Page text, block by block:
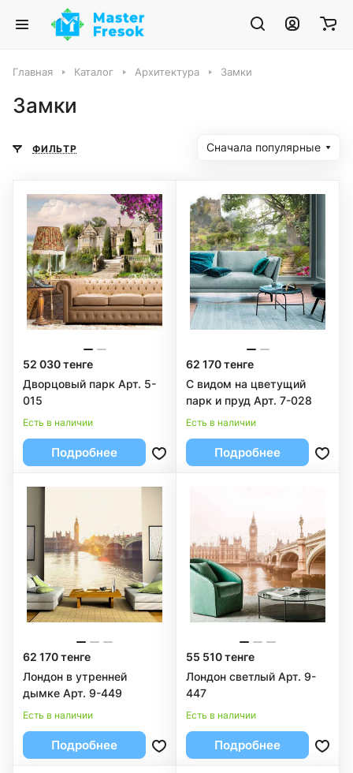
Главная Каталог Архитектура Замки
Замки
ФИЛЬТР Сначала популярные
52 030 тенге
Дворцовый парк Арт. 5-
015
Есть в наличии
Подробнее
62 170 тенге
С видом на цветущий
парк и пруд Арт. 7-028
Есть в наличии
Подробнее
62 170 тенге
Лондон в утренней
дымке Арт. 9-449
Есть в наличии
Подробнее
55 510 тенге
Лондон светлый Арт. 9-
447
Есть в наличии
Подробнее